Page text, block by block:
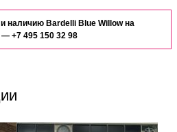
бесплатный дизайн-проект с
Bardelli Blue Willow.
наличию Bardelli Blue Willow на
— +7 495 150 32 98